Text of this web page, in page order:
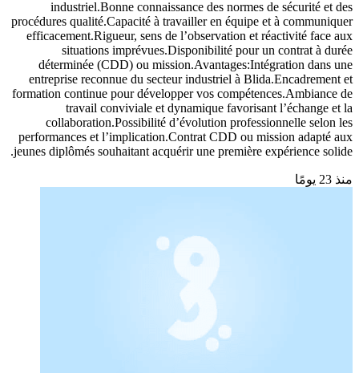
industriel.Bonne connaissance des normes de sécurité et des
procédures qualité.Capacité à travailler en équipe et à communiquer
efficacement.Rigueur, sens de l’observation et réactivité face aux
situations imprévues.Disponibilité pour un contrat à durée
déterminée (CDD) ou mission.Avantages:Intégration dans une
entreprise reconnue du secteur industriel à Blida.Encadrement et
formation continue pour développer vos compétences.Ambiance de
travail conviviale et dynamique favorisant l’échange et la
collaboration.Possibilité d’évolution professionnelle selon les
performances et l’implication.Contrat CDD ou mission adapté aux
jeunes diplômés souhaitant acquérir une première expérience solide.
منذ 23 يومًا